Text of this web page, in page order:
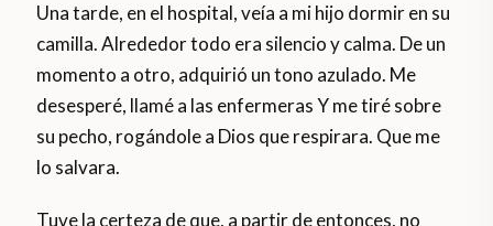
Una tarde, en el hospital, veía a mi hijo dormir en su
camilla. Alrededor todo era silencio y calma. De un
momento a otro, adquirió un tono azulado. Me
desesperé, llamé a las enfermeras Y me tiré sobre
su pecho, rogándole a Dios que respirara. Que me
lo salvara.
Tuve la certeza de que, a partir de entonces, no